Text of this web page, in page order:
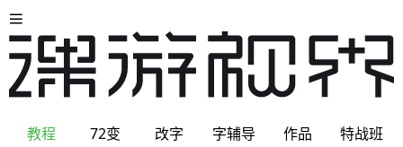
教程 72变 改字 字辅导 作品 特战班